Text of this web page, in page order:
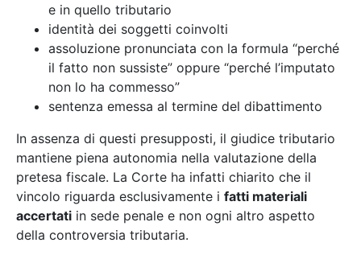
e in quello tributario
identità dei soggetti coinvolti
assoluzione pronunciata con la formula “perché
il fatto non sussiste” oppure “perché l’imputato
non lo ha commesso”
sentenza emessa al termine del dibattimento
In assenza di questi presupposti, il giudice tributario
mantiene piena autonomia nella valutazione della
pretesa fiscale. La Corte ha infatti chiarito che il
vincolo riguarda esclusivamente i fatti materiali
accertati in sede penale e non ogni altro aspetto
della controversia tributaria.